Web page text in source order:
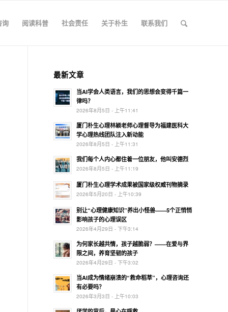
询 阅读科普 社会责任 关于朴生 联系我们
最新文章
当AI学会人类语言，我们的思想会变得千篇一
律吗？
2026年8月5日 - 上午11:41
厦门朴生心理林颖老师心理督导为福建医科大
学心理热线团队注入新动能
2026年8月5日 - 上午11:31
我们每个人内心都住着一位朋友，他叫安德烈
2026年8月5日 - 上午11:19
厦门朴生心理学术成果被国家级权威刊物摘录
2026年5月20日 - 上午10:39
别让“心理健康知识”养出小怪兽——5个正悄悄
影响孩子的心理误区
2026年4月29日 - 下午3:14
为何家长越共情，孩子越脆弱？——在爱与界
限之间，养育坚韧的孩子
2026年4月29日 - 下午3:02
当AI成为情绪崩溃的“救命稻草”，心理咨询还
有必要吗？
2026年3月3日 - 上午10:03